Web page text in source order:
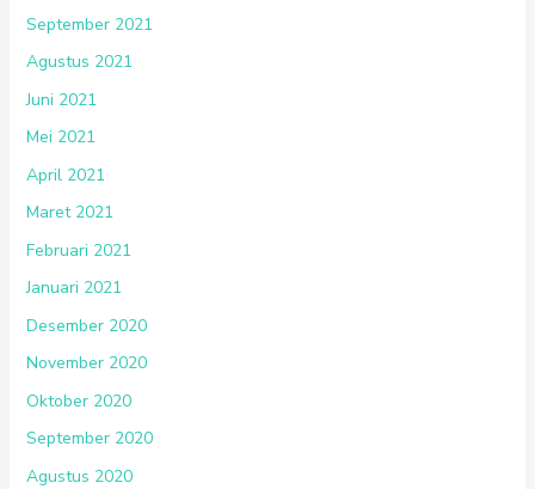
September 2021
Agustus 2021
Juni 2021
Mei 2021
April 2021
Maret 2021
Februari 2021
Januari 2021
Desember 2020
November 2020
Oktober 2020
September 2020
Agustus 2020